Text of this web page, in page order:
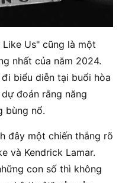
Us" cũng là một
nhất của năm 2024.
biểu diễn tại buổi hòa
đoán rằng năng
bùng nổ.
đây một chiến thắng rõ
và Kendrick Lamar.
con số thì không